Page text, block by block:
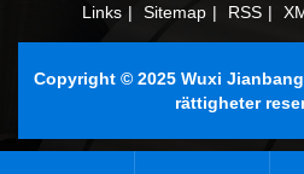
Links | Sitemap | RSS |
Copyright © 2025 Wuxi
rättigheter